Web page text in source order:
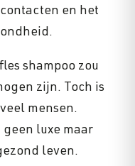
en het
shampoo zou
zijn. Toch is
mensen.
luxe maar
leven.